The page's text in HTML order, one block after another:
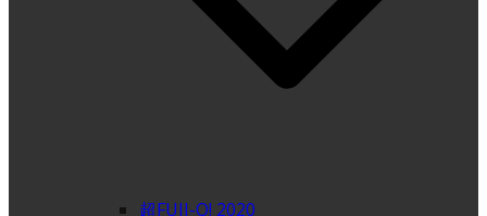
超FUJI-Q! 2020